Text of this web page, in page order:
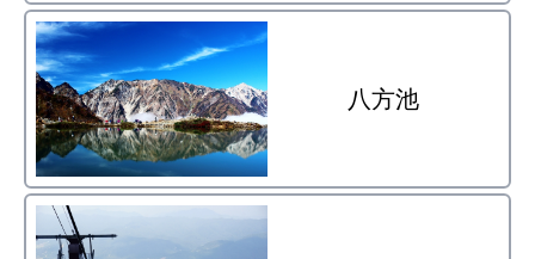
八方池